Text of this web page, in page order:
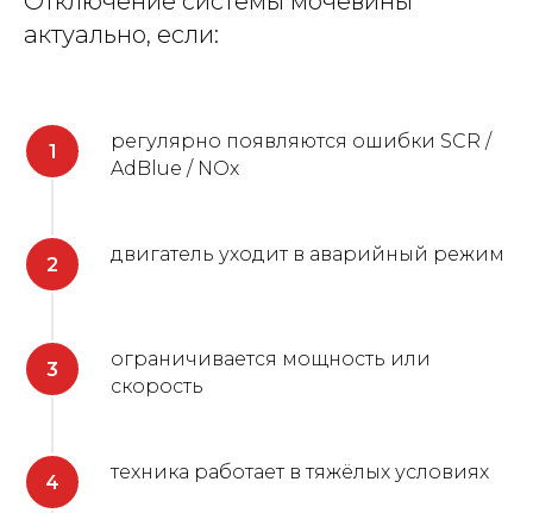
актуально, если:
регулярно появляются ошибки SCR /
AdBlue / NOx
двигатель уходит в аварийный режим
ограничивается мощность или
скорость
техника работает в тяжёлых условиях